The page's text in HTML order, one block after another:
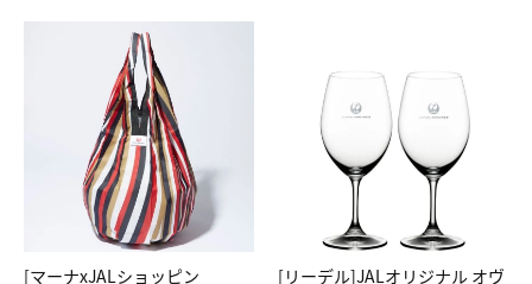
[マーナxJALショッピン
[リーデル]JALオリジナル オヴ